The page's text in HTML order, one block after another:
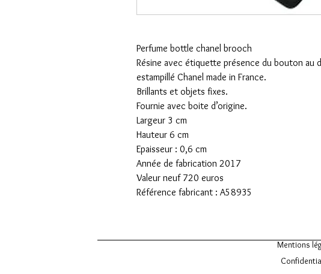
Perfume bottle chanel brooch
Résine avec étiquette présence du bouton au
estampillé Chanel made in France.
Brillants et objets fixes.
Fournie avec boite d’origine.
Largeur 3 cm
Hauteur 6 cm
Epaisseur : 0,6 cm
Année de fabrication 2017
Valeur neuf 720 euros
Référence fabricant : A58935
Mentions